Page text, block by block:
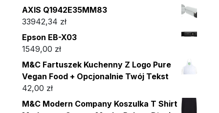
AXIS Q1942E35MM83
33942,34 zł
Epson EB-X03
1549,00 zł
M&C Fartuszek Kuchenny Z Logo Pure
Vegan Food + Opcjonalnie Twój Tekst
42,00 zł
M&C Modern Company Koszulka T Shirt